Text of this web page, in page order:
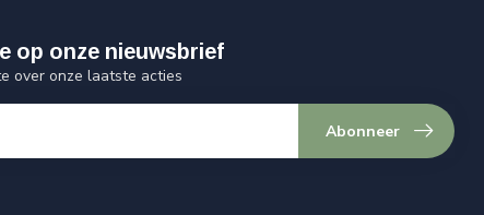
op onze nieuwsbrief
over onze laatste acties
Abonneer